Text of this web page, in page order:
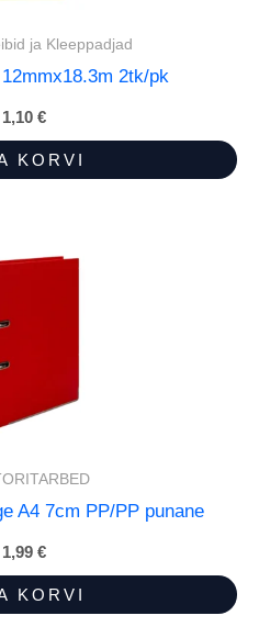
ja Kleeppadjad
2tk/pk
1,10 €
KORVI
A4 7cm PP/PP punane
1,99 €
KORVI